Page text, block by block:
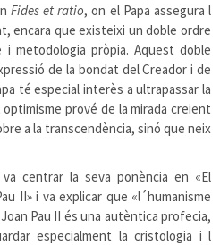
Fides et ratio, on el Papa assegura l
encara que existeixi un doble ordre
metodologia pròpia. Aquest doble
de la bondat del Creador i de
té especial interès a ultrapassar la
prové de la mirada creient
a la transcendència, sinó que neix
centrar la seva ponència en «El
II» i va explicar que «l´humanisme
Pau II és una autèntica profecia,
especialment la cristologia i l